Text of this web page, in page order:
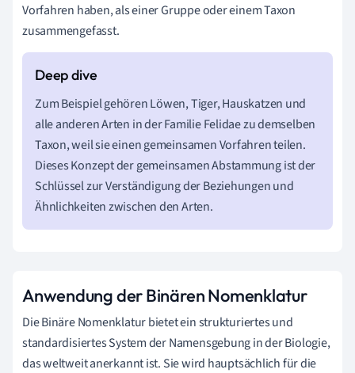
Vorfahren haben, als einer Gruppe oder einem Taxon
zusammengefasst.
Zum Beispiel gehören Löwen, Tiger, Hauskatzen und
alle anderen Arten in der Familie Felidae zu demselben
Taxon, weil sie einen gemeinsamen Vorfahren teilen.
Dieses Konzept der gemeinsamen Abstammung ist der
Schlüssel zur Verständigung der Beziehungen und
Ähnlichkeiten zwischen den Arten.
Anwendung der Binären Nomenklatur
Die Binäre Nomenklatur bietet ein strukturiertes und
standardisiertes System der Namensgebung in der Biologie,
das weltweit anerkannt ist. Sie wird hauptsächlich für die